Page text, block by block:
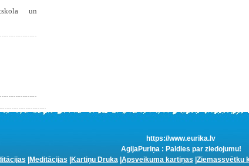
un
https://www.eurika.lv
AgijaPuriņa : Paldies par ziedojumu!
Meditācijas Kartiņu Druka| Apsveikuma kartiņas Ziemassvētku